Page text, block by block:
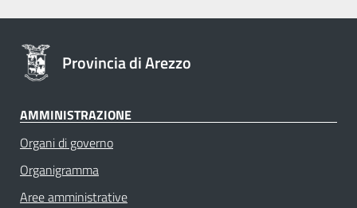
Provincia di Arezzo
AMMINISTRAZIONE
Organi di governo
Organigramma
Aree amministrative